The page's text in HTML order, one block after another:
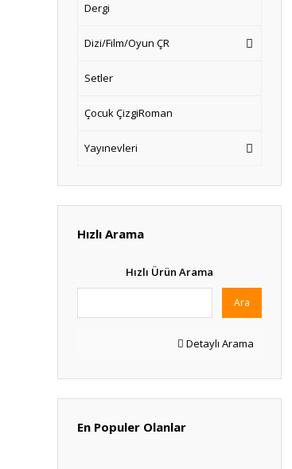
Dergi
Dizi/Film/Oyun ÇR
Setler
Çocuk ÇizgiRoman
Yayınevleri
Hızlı Arama
Hızlı Ürün Arama
Ara
Detaylı Arama
En Populer Olanlar